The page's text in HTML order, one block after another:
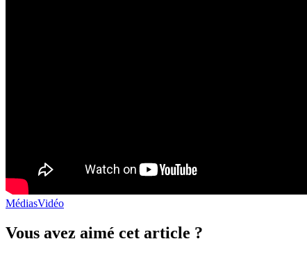
MédiasVidéo
Vous avez aimé cet article ?